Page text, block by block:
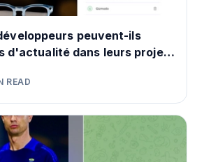
peuvent-ils
d'actualité dans leurs projets
READ